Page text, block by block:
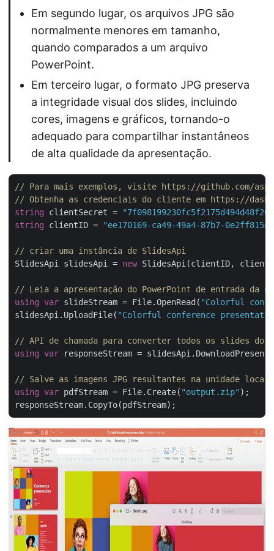
Em segundo lugar, os arquivos JPG são
normalmente menores em tamanho,
quando comparados a um arquivo
PowerPoint.
Em terceiro lugar, o formato JPG preserva
a integridade visual dos slides, incluindo
cores, imagens e gráficos, tornando-o
adequado para compartilhar instantâneos
de alta qualidade da apresentação.
// Para mais exemplos, visite https://github.com/
// Obtenha as credenciais do cliente em https://
string clientSecret =
string clientID = "ee170169-ca49-49a4-87b7-
// criar uma instância de SlidesApi
SlidesApi slidesApi = new SlidesApi(clientID,
// Leia a apresentação do PowerPoint de entrada da
using
var slideStream = File.OpenRead( "Colorful
slidesApi.UploadFile( "Colorful conference
// API de chamada para converter todos os slides do
using
var responseStream =
// Salve as imagens JPG resultantes na unidade local
using
var pdfStream = File.Create( "output.zip" );